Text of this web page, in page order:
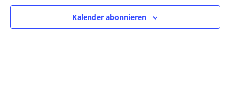
Kalender abonnieren